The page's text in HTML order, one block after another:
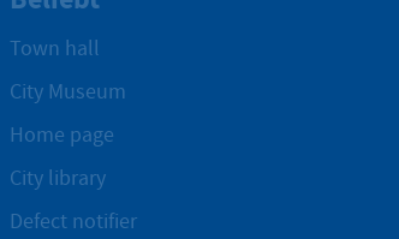
Town hall
City Museum
Home page
City library
Defect notifier